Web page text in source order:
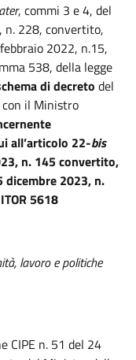
, commi 3 e 4, del
n. 228, convertito,
2022, n.15,
538, della legge
di decreto del
il Ministro
all’articolo 22-bis
n. 145 convertito,
dicembre 2023, n.
5618
lavoro e politiche
CIPE n. 51 del 24